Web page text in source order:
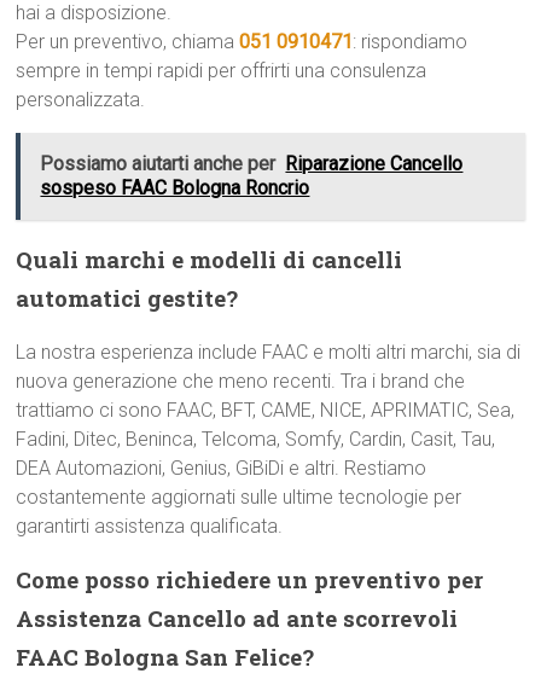
hai a disposizione.
Per un preventivo, chiama051 0910471: rispondiamo
sempre in tempi rapidi per offrirti una consulenza
personalizzata.
Possiamo aiutarti anche per Riparazione Cancello
sospeso FAAC Bologna Roncrio
Quali marchi e modelli di cancelli
automatici gestite?
La nostra esperienza include FAAC e molti altri marchi, sia di
nuova generazione che meno recenti. Tra i brand che
trattiamo ci sono FAAC, BFT, CAME, NICE, APRIMATIC, Sea,
Fadini, Ditec, Beninca, Telcoma, Somfy, Cardin, Casit, Tau,
DEA Automazioni, Genius, GiBiDi e altri. Restiamo
costantemente aggiornati sulle ultime tecnologie per
garantirti assistenza qualificata.
Come posso richiedere un preventivo per
Assistenza Cancello ad ante scorrevoli
FAAC Bologna San Felice?